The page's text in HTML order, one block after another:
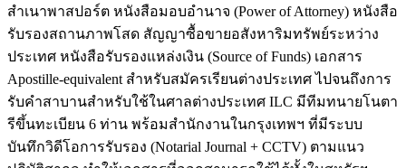
สำเนาพาสปอร์ต หนังสือมอบอำนาจ (Power of Attorney) หนังสือ
รับรองสถานภาพโสด สัญญาซื้อขายอสังหาริมทรัพย์ระหว่าง
ประเทศ หนังสือรับรองแหล่งเงิน (Source of Funds) เอกสาร
Apostille-equivalent สำหรับสมัครเรียนต่างประเทศ ไปจนถึงการ
รับคำสาบานสำหรับใช้ในศาลต่างประเทศ ILC มีทีมทนายโนตา
รีขึ้นทะเบียน 6 ท่าน พร้อมสำนักงานในกรุงเทพฯ ที่มีระบบ
บันทึกวิดีโอการรับรอง (Notarial Journal + CCTV) ตามแนว